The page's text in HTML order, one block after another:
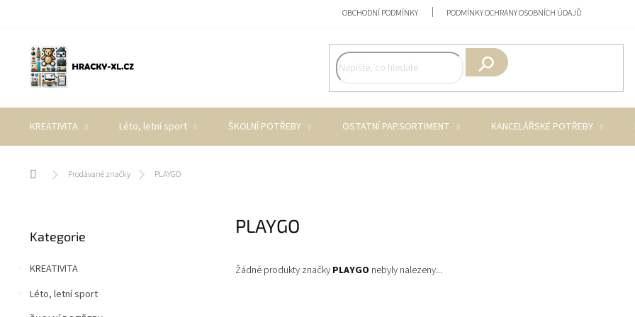
OBCHODNÍ PODMÍNKY PODMÍNKY OCHRANY OSOBNÍCH ÚDAJŮ
Hledat
KREATIVITA Léto, letní sport ŠKOLNÍ POTŘEBY OSTATNÍ PAP.SORTIMENT KANCELÁŘSKÉ POTŘEBY
Domů Prodávané značky PLAYGO
s
r
a
kategorie
Kategorie
KREATIVITA
Léto, letní sport
PLAYGO
Žádné produkty značky PLAYGO nebyly nalezeny...